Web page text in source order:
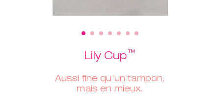
Lily Cup™
Aussi fine qu'un tampon,
mais en mieux.